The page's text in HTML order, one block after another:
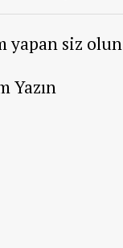
yapan siz olun
Yazın